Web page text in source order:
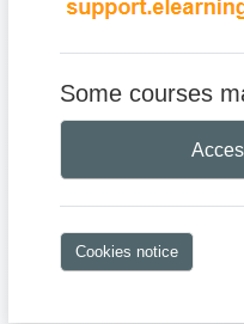
Some courses
Cookies notice